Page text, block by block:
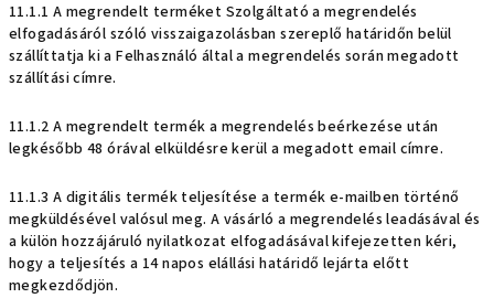
11.1.1 A megrendelt terméket Szolgáltató a megrendelés
elfogadásáról szóló visszaigazolásban szereplő határidőn belül
szállíttatja ki a Felhasználó által a megrendelés során megadott
szállítási címre.
11.1.2 A megrendelt termék a megrendelés beérkezése után
legkésőbb 48 órával elküldésre kerül a megadott email címre.
11.1.3 A digitális termék teljesítése a termék e-mailben történő
megküldésével valósul meg. A vásárló a megrendelés leadásával és
a külön hozzájáruló nyilatkozat elfogadásával kifejezetten kéri,
hogy a teljesítés a 14 napos elállási határidő lejárta előtt
megkezdődjön.